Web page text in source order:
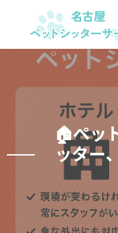
🏠ペッ
ッター